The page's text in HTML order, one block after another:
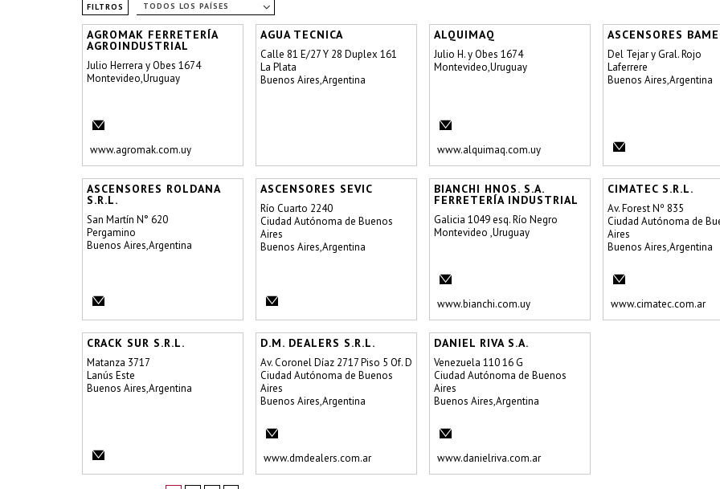
FILTROS TODOS LOS PAÍSES
AGROMAK FERRETERÍA
AGROINDUSTRIAL
Julio Herrera y Obes 1674
Montevideo,Uruguay
www.agromak.com.uy
AGUA TECNICA
Calle 81 E/27 Y 28 Duplex 161
La Plata
Buenos Aires,Argentina
ALQUIMAQ
Julio H. y Obes 1674
Montevideo,Uruguay
www.alquimaq.com.uy
ASCENSORES
Del Tejar y Gral. Rojo
Laferrere
Buenos Aires,Argentina
ASCENSORES ROLDANA
S.R.L.
San Martín N° 620
Pergamino
Buenos Aires,Argentina
ASCENSORES SEVIC
Río Cuarto 2240
Ciudad Autónoma de Buenos
Aires
Buenos Aires,Argentina
BIANCHI HNOS. S.A.
FERRETERÍA INDUSTRIAL
Galicia 1049 esq. Río Negro
Montevideo ,Uruguay
www.bianchi.com.uy
CIMATEC S.R.L.
Av. Forest Nº 835
Ciudad Autónoma de
Aires
Buenos Aires,Argentina
www.cimatec.com.ar
CRACK SUR S.R.L.
Matanza 3717
Lanús Este
Buenos Aires,Argentina
D.M. DEALERS S.R.L.
Av. Coronel Díaz 2717 Piso 5 Of. D
Ciudad Autónoma de Buenos
Aires
Buenos Aires,Argentina
www.dmdealers.com.ar
DANIEL RIVA S.A.
Venezuela 110 16 G
Ciudad Autónoma de Buenos
Aires
Buenos Aires,Argentina
www.danielriva.com.ar